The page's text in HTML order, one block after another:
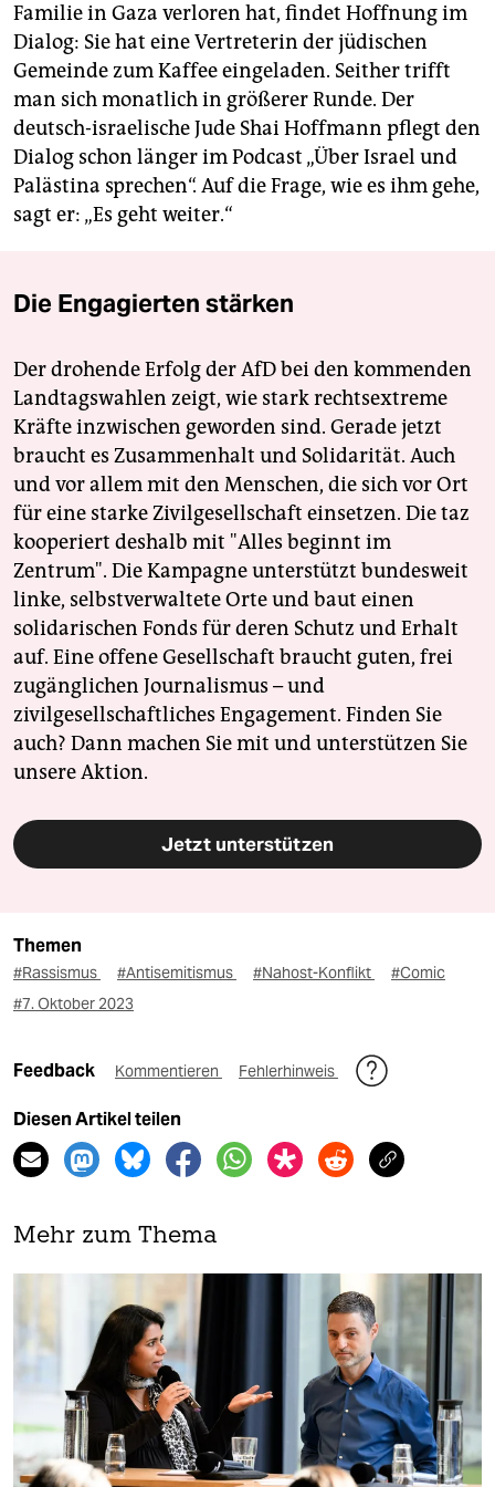
Familie in Gaza verloren hat, findet Hoffnung im
Dialog: Sie hat eine Vertreterin der jüdischen
Gemeinde zum Kaffee eingeladen. Seither trifft
man sich monatlich in größerer Runde. Der
deutsch-israelische Jude Shai Hoffmann pflegt den
Dialog schon länger im Podcast „Über Israel und
Palästina sprechen“. Auf die Frage, wie es ihm gehe,
sagt er: „Es geht weiter.“
Die Engagierten stärken
Der drohende Erfolg der AfD bei den kommenden
Landtagswahlen zeigt, wie stark rechtsextreme
Kräfte inzwischen geworden sind. Gerade jetzt
braucht es Zusammenhalt und Solidarität. Auch
und vor allem mit den Menschen, die sich vor Ort
für eine starke Zivilgesellschaft einsetzen. Die taz
kooperiert deshalb mit "Alles beginnt im
Zentrum". Die Kampagne unterstützt bundesweit
linke, selbstverwaltete Orte und baut einen
solidarischen Fonds für deren Schutz und Erhalt
auf. Eine offene Gesellschaft braucht guten, frei
zugänglichen Journalismus – und
zivilgesellschaftliches Engagement. Finden Sie
auch? Dann machen Sie mit und unterstützen Sie
unsere Aktion.
Jetzt unterstützen
Themen
#Rassismus #Antisemitismus #Nahost-Konflikt
#Comic
#7. Oktober 2023
Feedback Kommentieren Fehlerhinweis
Diesen Artikel teilen
Mehr zum Thema